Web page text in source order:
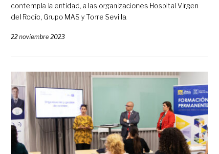
contempla la entidad, a las organizaciones Hospital Virgen
del Rocío, Grupo MAS y Torre Sevilla.
22 noviembre 2023